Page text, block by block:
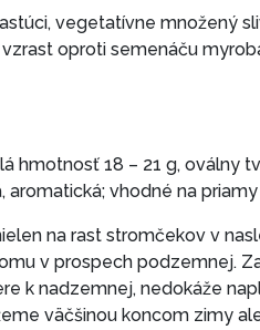
vegetatívne množený
oproti semenáču
hmotnosť 18 – 21 g, oválny
vhodné na
na rast stromčekov v
v prospech podzemnej.
k nadzemnej, nedokáže
väčšinou koncom zimy